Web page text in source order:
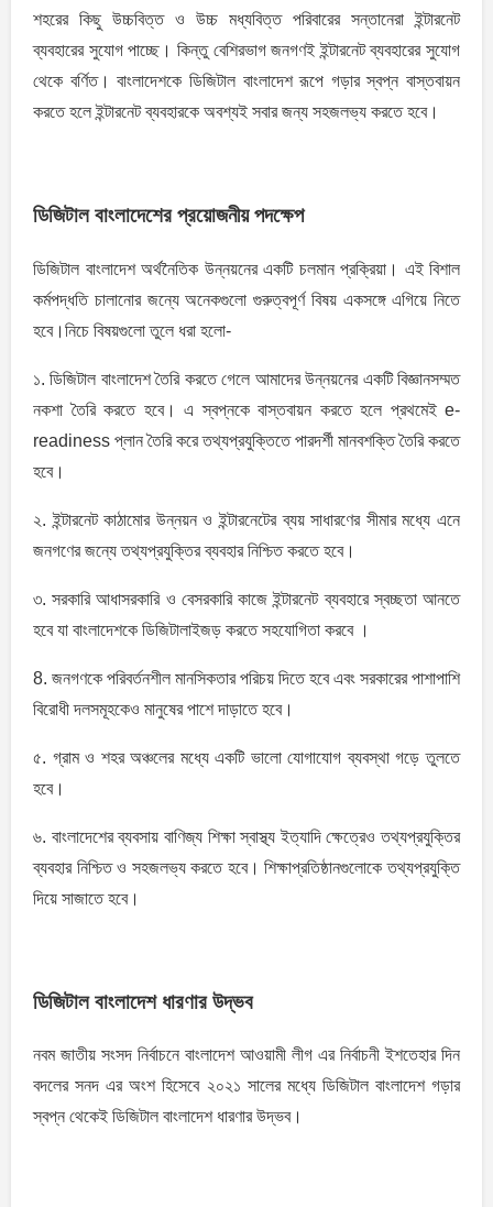
শহরের কিছু উচ্চবিত্ত ও উচ্চ মধ্যবিত্ত পরিবারের সন্তানেরা ইন্টারনেট
ব্যবহারের সুযােগ পাচ্ছে। কিন্তু বেশিরভাগ জনগণই ইন্টারনেট ব্যবহারের সুযােগ
থেকে বর্ণিত। বাংলাদেশকে ডিজিটাল বাংলাদেশ রূপে গড়ার স্বপ্ন বাস্তবায়ন
করতে হলে ইন্টারনেট ব্যবহারকে অবশ্যই সবার জন্য সহজলভ্য করতে হবে।
ডিজিটাল বাংলাদেশের প্রয়ােজনীয় পদক্ষেপ
ডিজিটাল বাংলাদেশ অর্থনৈতিক উন্নয়নের একটি চলমান প্রক্রিয়া। এই বিশাল
কর্মপদ্ধতি চালানাের জন্যে অনেকগুলাে গুরুত্বপূর্ণ বিষয় একসঙ্গে এগিয়ে নিতে
হবে।নিচে বিষয়গুলাে তুলে ধরা হলাে-
১. ডিজিটাল বাংলাদেশ তৈরি করতে গেলে আমাদের উন্নয়নের একটি বিজ্ঞানসম্মত
নকশা তৈরি করতে হবে। এ স্বপ্নকে বাস্তবায়ন করতে হলে প্রথমেই e-
readiness প্লান তৈরি করে তথ্যপ্রযুক্তিতে পারদর্শী মানবশক্তি তৈরি করতে
হবে।
২. ইন্টারনেট কাঠামাের উন্নয়ন ও ইন্টারনেটের ব্যয় সাধারণের সীমার মধ্যে এনে
জনগণের জন্যে তথ্যপ্রযুক্তির ব্যবহার নিশ্চিত করতে হবে।
৩. সরকারি আধাসরকারি ও বেসরকারি কাজে ইন্টারনেট ব্যবহারে স্বচ্ছতা আনতে
হবে যা বাংলাদেশকে ডিজিটালাইজড় করতে সহযােগিতা করবে ।
8. জনগণকে পরিবর্তনশীল মানসিকতার পরিচয় দিতে হবে এবং সরকারের পাশাপাশি
বিরােধী দলসমূহকেও মানুষের পাশে দাড়াতে হবে।
৫. গ্রাম ও শহর অঞ্চলের মধ্যে একটি ভালাে যােগাযােগ ব্যবস্থা গড়ে তুলতে
হবে।
৬. বাংলাদেশের ব্যবসায় বাণিজ্য শিক্ষা স্বাস্থ্য ইত্যাদি ক্ষেত্রেও তথ্যপ্রযুক্তির
ব্যবহার নিশ্চিত ও সহজলভ্য করতে হবে। শিক্ষাপ্রতিষ্ঠানগুলােকে তথ্যপ্রযুক্তি
দিয়ে সাজাতে হবে।
ডিজিটাল বাংলাদেশ ধারণার উদ্ভব
নবম জাতীয় সংসদ নির্বাচনে বাংলাদেশ আওয়ামী লীগ এর নির্বাচনী ইশতেহার দিন
বদলের সনদ এর অংশ হিসেবে ২০২১ সালের মধ্যে ডিজিটাল বাংলাদেশ গড়ার
স্বপ্ন থেকেই ডিজিটাল বাংলাদেশ ধারণার উদ্ভব।